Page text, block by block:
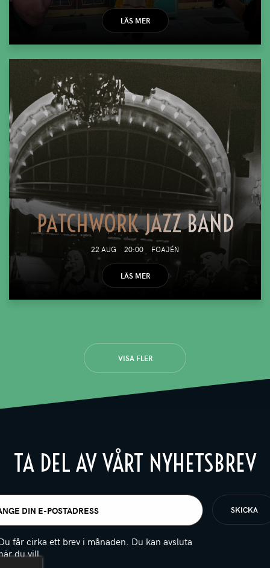
LÄS MER
PATCHWORK JAZZ BAND
22 AUG 20:00 FOAJÉN
LÄS MER
VISA FLER
TA DEL AV VÅRT NYHETSBREV
får cirka ett brev i månaden. Du kan avsluta
du vill.